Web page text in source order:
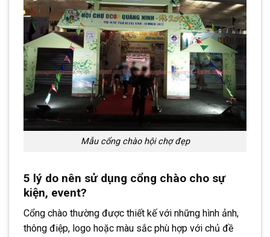
Mẫu cổng chào hội chợ đẹp
5 lý do nên sử dụng cổng chào cho sự
kiện, event?
Cổng chào thường được thiết kế với những hình ảnh,
thông điệp, logo hoặc màu sắc phù hợp với chủ đề